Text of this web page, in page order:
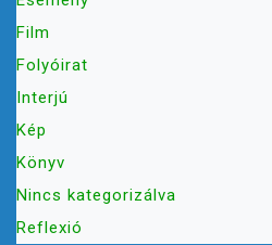
Film
Folyóirat
Interjú
Kép
Könyv
Nincs kategorizálva
Reflexió